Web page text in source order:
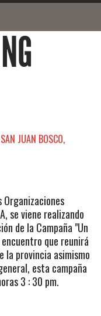
JUAN BOSCO,
se viene realizando
de la Campaña "Un
que reunirá
la provincia asimismo
esta campaña
3 : 30 pm.